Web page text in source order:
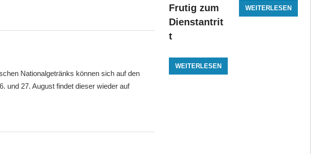
Nationalgetränks können sich auf den
und 27. August findet dieser wieder auf
Frutig zum
Dienstantrit
t
WEITERLESEN
WEITERLESEN